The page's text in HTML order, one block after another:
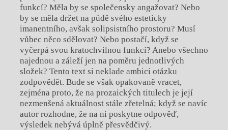
funkcí? Měla by se společensky angažovat? Nebo
by se měla držet na půdě svého esteticky
imanentního, avšak solipsistního prostoru? Musí
vůbec něco sdělovat? Nebo postačí, když se
vyčerpá svou kratochvilnou funkcí? Anebo všechno
najednou a záleží jen na poměru jednotlivých
složek? Tento text si neklade ambici otázku
zodpovědět. Bude se však opakovaně vracet,
zejména proto, že na prozaických titulech je její
nezmenšená aktuálnost stále zřetelná; když se navíc
autor rozhodne, že na ni poskytne odpověď,
výsledek nebývá úplně přesvědčivý.